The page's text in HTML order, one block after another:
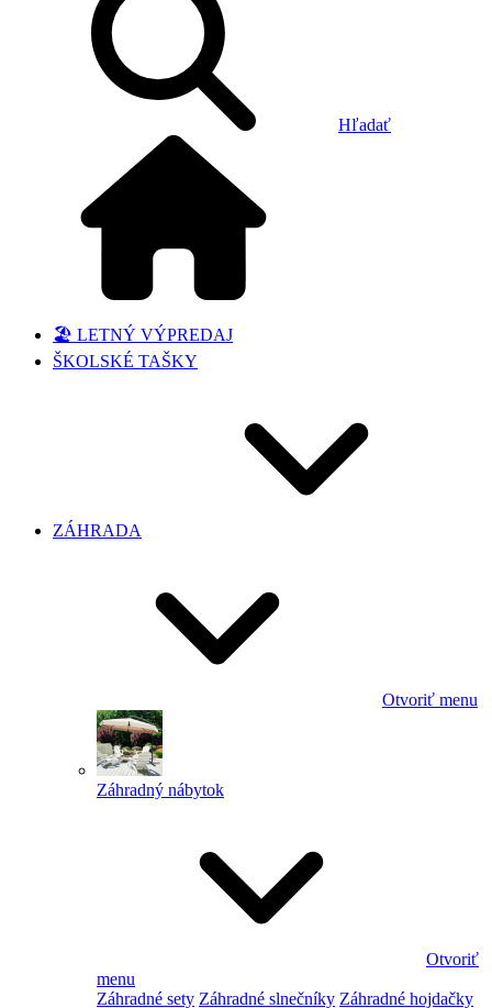
Hľadať
🏖️ LETNÝ VÝPREDAJ
ŠKOLSKÉ TAŠKY
ZÁHRADA
Otvoriť menu
Záhradný nábytok
Otvoriť
menu
Záhradné sety Záhradné slnečníky Záhradné hojdačky